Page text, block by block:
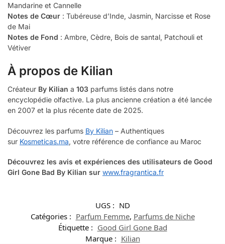
Mandarine et Cannelle
Notes de Cœur : Tubéreuse d’Inde, Jasmin, Narcisse et Rose
de Mai
Notes de Fond : Ambre, Cèdre, Bois de santal, Patchouli et
Vétiver
À propos de Kilian
Créateur By Kilian a 103 parfums listés dans notre
encyclopédie olfactive. La plus ancienne création a été lancée
en 2007 et la plus récente date de 2025.
Découvrez les parfums By Kilian – Authentiques
sur Kosmeticas.ma, votre référence de confiance au Maroc
Découvrez les avis et expériences des utilisateurs de Good
Girl Gone Bad By Kilian sur www.fragrantica.fr
UGS : ND
Catégories : Parfum Femme, Parfums de Niche
Étiquette : Good Girl Gone Bad
Marque : Kilian